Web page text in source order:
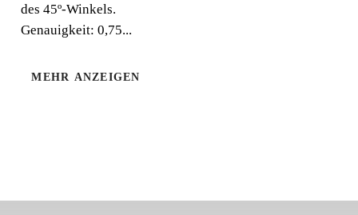
Genauigkeit:
des 45º-Winkels.
Genauigkeit: 0,75...
MEHR ANZEIGEN